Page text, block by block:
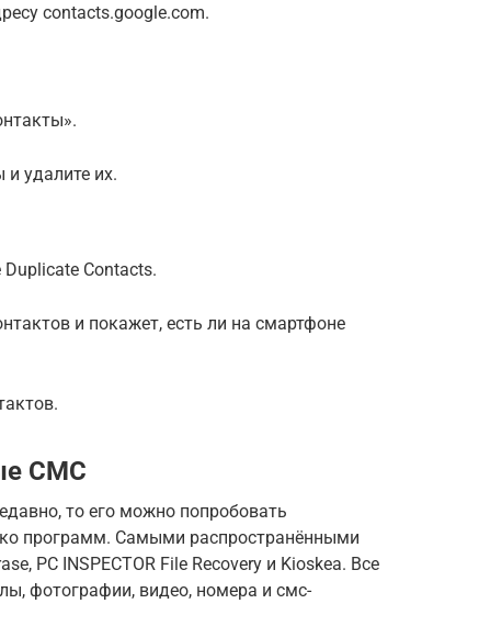
contacts.google.com.
удалите их.
Contacts.
и покажет, есть ли на смартфоне
СМС
то его можно попробовать
программ. Самыми распространёнными
PC INSPECTOR File Recovery и Kioskea. Все
фотографии, видео, номера и смс-